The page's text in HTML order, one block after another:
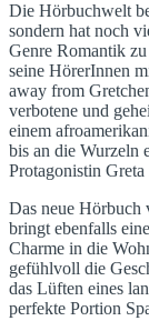
Die Hörbuchwelt
sondern hat noch
Genre Romantik
seine HörerInnen
away from
verbotene und
einem
bis an die Wurzeln
Protagonistin
Das neue
bringt ebenfalls
Charme in die
gefühlvoll die
das Lüften eines
perfekte Portion